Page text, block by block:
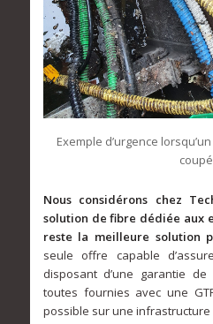
Exemple d’urgence
Nous considérons chez
solution de fibre dédiée aux
reste la meilleure solution
seule offre capable
disposant d’une garantie
toutes fournies avec une
possible sur une infrastructure